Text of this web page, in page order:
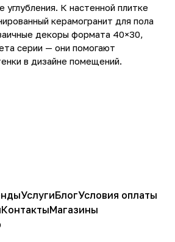
углубления. К настенной плитке
керамогранит для пола
декоры формата 40×30,
серии — они помогают
в дизайне помещений.
УслугиБлогУсловия оплаты
КонтактыМагазины